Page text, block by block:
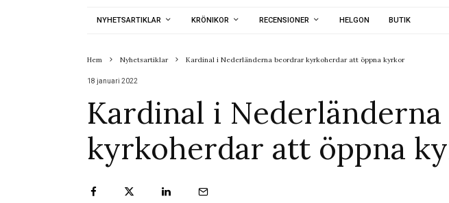
NYHETSARTIKLAR KRÖNIKOR RECENSIONER HELGON BUTIK
Hem Nyhetsartiklar Kardinal i Nederländerna beordrar kyrkoherdar att öppna kyrkor
18 januari 2022
Kardinal i
kyrkoherdar att öppna